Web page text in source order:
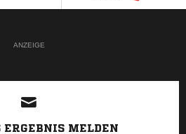
ANZEIGE
ERGEBNIS MELDEN